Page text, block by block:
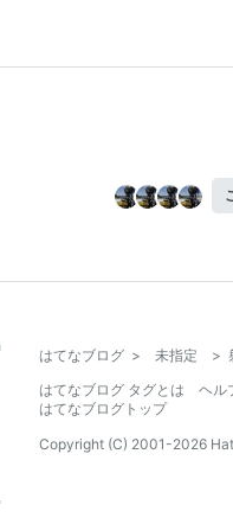
はてなブログ > 未指定 >
はてなブログ タグとは
ヘル
はてなブログトップ
Copyright (C) 2001-2026